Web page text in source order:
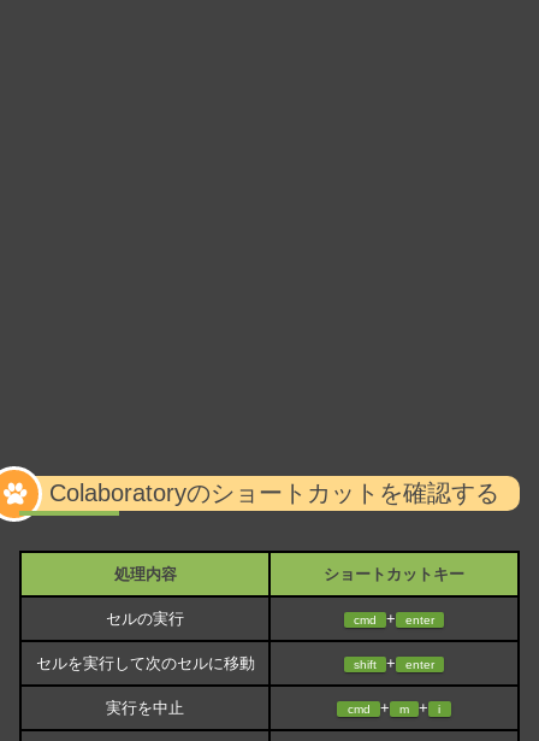
Colaboratoryのショートカットを確認する
処理内容 ショートカットキー
セルの実行 cmd + enter
セルを実行して次のセルに移動 shift + enter
実行を中止 cmd + m + i